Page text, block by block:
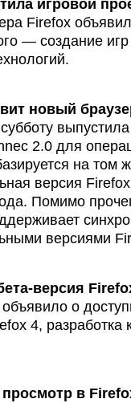
игровой
Firefox
— создание
новый
2.0 для
на том
версия
Помимо
версиями
версия
о
4, разработка
в